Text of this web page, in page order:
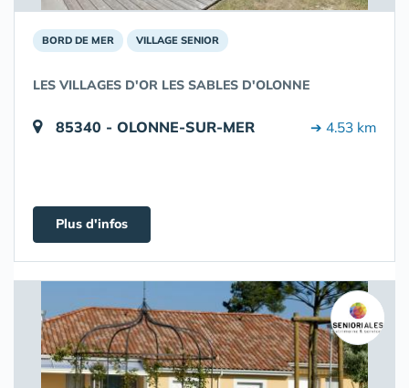
BORD DE MER VILLAGE SENIOR
LES VILLAGES D'OR LES SABLES D'OLONNE
85340 - OLONNE-SUR-MER ➔ 4.53 km
Plus d'infos